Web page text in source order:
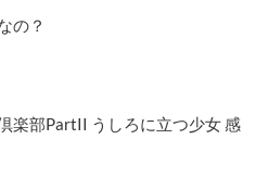
の？
楽部PartII うしろに立つ少女 感